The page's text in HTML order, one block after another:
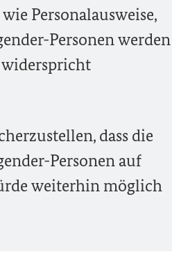
Personalausweise,
Personen werden
dass die
Personen auf
weiterhin möglich